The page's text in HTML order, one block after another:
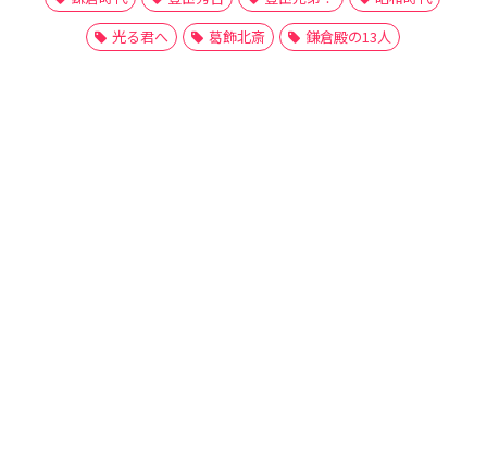
光る君へ
葛飾北斎 鎌倉殿の13人